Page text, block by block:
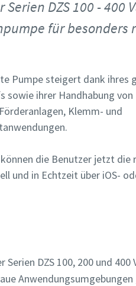
DZS 100 - 400
für besonders
Pumpe steigert dank ihres
sowie ihrer Handhabung von
Klemm- und
die Benutzer jetzt die
und in Echtzeit über iOS-
DZS 100, 200 und